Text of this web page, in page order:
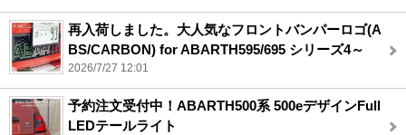
再入荷しました。大人気なフロントバンパーロゴ(A
BS/CARBON) for ABARTH595/695 シリーズ4～
2026/7/27 12:01
予約注文受付中！ABARTH500系 500eデザインFull
LEDテールライト